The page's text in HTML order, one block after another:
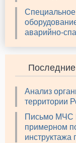
аварийно-
Анализ
территории
Письмо МЧС
примерном
инструктажа